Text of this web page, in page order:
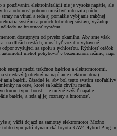
s používaním elektroinštalácií nie je vysoké napätie, ale
a odolnosť pohonu musí byť intenzita prúdu
na vinutí a teda aj pomalšie vybíjanie trakčnej
systému a porúch hybridnej sústavy, vyžaduje
na hmotnosť systému.
dostupným od prvého okamihu. Aby sme však
na dlhších cestách, musí byť vozidlo vybavené
zvyšujúci sa spolu s rýchlosťou. Rýchlosť otáčok
mohol pohybovať v bezemisnom režime, napr.
energie medzi trakčnou batériou a elektromotormi.
striedavý (potrebný na napájanie elektromotora)
batérií. Zásadné je, aby bol tento systém spoľahlivý
na ceste, ktoré sa každú chvíľu menia.
typu „boost”, je možné zvýšiť napätie
batérie, a teda aj jej rozmery a hmotnosť.
aj väčší dojazd na samotný elektromotor. Možno
tohto typu patrí dynamická Toyota RAV4 Hybrid Plug-in